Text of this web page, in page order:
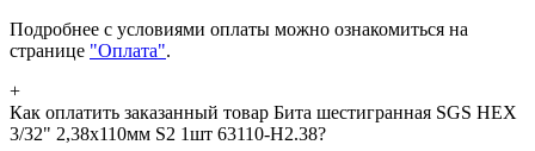
Подробнее с условиями оплаты можно ознакомиться на
странице "Оплата".
+
Как оплатить заказанный товар Бита шестигранная SGS HEX
3/32" 2,38х110мм S2 1шт 63110-H2.38?